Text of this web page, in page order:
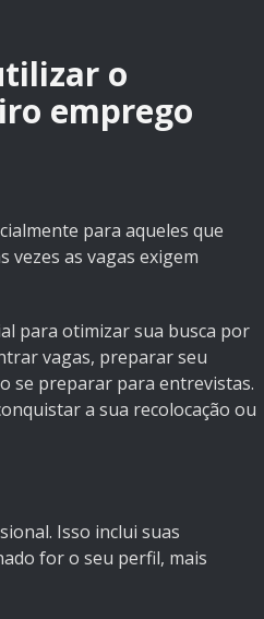
o
emprego
para aqueles que
vezes as vagas exigem
para otimizar sua busca por
vagas, preparar seu
se preparar para entrevistas.
a sua recolocação ou
Isso inclui suas
for o seu perfil, mais